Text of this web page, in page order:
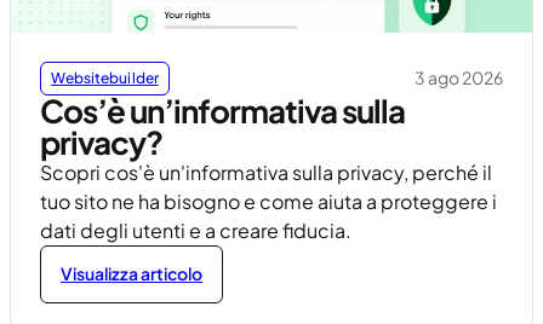
Websitebuilder 3 ago 2026
Cos’è un’informativa sulla
privacy?
Scopri cos'è un'informativa sulla privacy, perché il
tuo sito ne ha bisogno e come aiuta a proteggere i
dati degli utenti e a creare fiducia.
Visualizza articolo